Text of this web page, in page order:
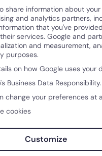
Che
Prezzo
Prova
share information about
and analytics partners,
that you've
services. Google and
and measurement,
purposes.
on how Google uses your
Business Data Responsibility.
change your preferences
cookies
Customize